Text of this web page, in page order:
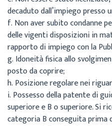
decaduto dall’impiego presso
f. Non aver subito condanne
delle vigenti disposizioni in
rapporto di impiego con la
g. Idoneità fisica allo
posto da coprire;
h. Posizione regolare nei
i. Possesso della patente di
superioreeB o superiore. Si
categoria B conseguita prima